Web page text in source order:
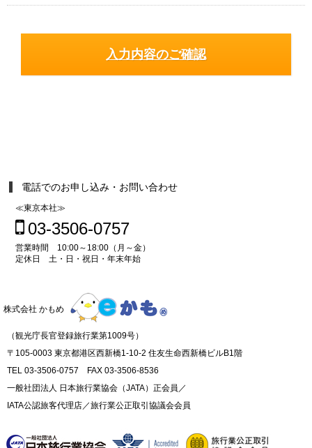
電話でのお申し込み・お問い合わせ
≪東京本社≫
03-3506-0757
営業時間 10:00～18:00（月～金）
定休日 土・日・祝日・年末年始
株式会社 かもめ
（観光庁長官登録旅行業第1009号）
〒105-0003 東京都港区西新橋1-10-2 住友生命西新橋ビルB1階
TEL 03-3506-0757 FAX 03-3506-8536
一般社団法人 日本旅行業協会（JATA）正会員／
IATA公認旅客代理店／旅行業公正取引協議会会員